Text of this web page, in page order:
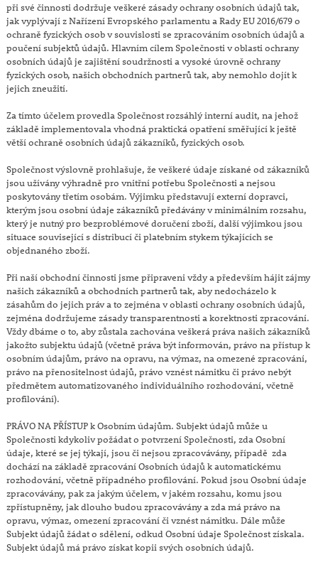
při své činnosti dodržuje veškeré zásady ochrany osobních údajů tak,
jak vyplývají z Nařízení Evropského parlamentu a Rady EU 2016/679 o
ochraně fyzických osob v souvislosti se zpracováním osobních údajů a
poučení subjektů údajů. Hlavním cílem Společnosti v oblasti ochrany
osobních údajů je zajištění soudržnosti a vysoké úrovně ochrany
fyzických osob, našich obchodních partnerů tak, aby nemohlo dojít k
jejich zneužití.
Za tímto účelem provedla Společnost rozsáhlý interní audit, na jehož
základě implementovala vhodná praktická opatření směřující k ještě
větší ochraně osobních údajů zákazníků, fyzických osob.
Společnost výslovně prohlašuje, že veškeré údaje získané od zákazníků
jsou užívány výhradně pro vnitřní potřebu Společnosti a nejsou
poskytovány třetím osobám. Výjimku představují externí dopravci,
kterým jsou osobní údaje zákazníků předávány v minimálním rozsahu,
který je nutný pro bezproblémové doručení zboží, další výjimkou jsou
situace související s distribucí či platebním stykem týkajících se
objednaného zboží.
Při naší obchodní činnosti jsme připraveni vždy a především hájit zájmy
našich zákazníků a obchodních partnerů tak, aby nedocházelo k
zásahům do jejich práv a to zejména v oblasti ochrany osobních údajů,
zejména dodržujeme zásady transparentnosti a korektnosti zpracování.
Vždy dbáme o to, aby zůstala zachována veškerá práva našich zákazníků
jakožto subjektu údajů (včetně práva být informován, právo na přístup k
osobním údajům, právo na opravu, na výmaz, na omezené zpracování,
právo na přenositelnost údajů, právo vznést námitku či právo nebýt
předmětem automatizovaného individuálního rozhodování, včetně
profilování).
PRÁVO NA PŘÍSTUP k Osobním údajům. Subjekt údajů může u
Společnosti kdykoliv požádat o potvrzení Společnosti, zda Osobní
údaje, které se jej týkají, jsou či nejsou zpracovávány, případě zda
dochází na základě zpracování Osobních údajů k automatickému
rozhodování, včetně případného profilování. Pokud jsou Osobní údaje
zpracovávány, pak za jakým účelem, v jakém rozsahu, komu jsou
zpřístupněny, jak dlouho budou zpracovávány a zda má právo na
opravu, výmaz, omezení zpracování či vznést námitku. Dále může
Subjekt údajů žádat o sdělení, odkud Osobní údaje Společnost získala.
Subjekt údajů má právo získat kopii svých osobních údajů.